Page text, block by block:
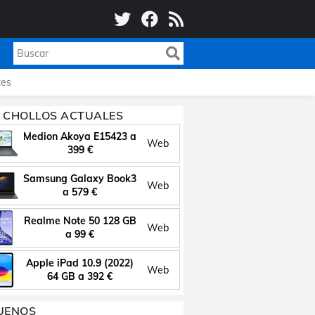
CHOLLOS ACTUALES
Medion Akoya E15423 a
399 €
Web
Samsung Galaxy Book3
a 579 €
Web
Realme Note 50 128 GB
a 99 €
Web
Apple iPad 10.9 (2022)
64 GB a 392 €
Web